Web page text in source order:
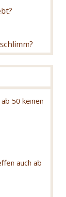
50 keinen
auch ab